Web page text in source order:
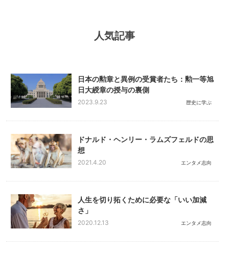
人気記事
日本の勲章と異例の受賞者たち：勲一等旭
日大綬章の授与の裏側
2023.9.23 歴史に学ぶ
ドナルド・ヘンリー・ラムズフェルドの思
想
2021.4.20 エンタメ志向
人生を切り拓くために必要な「いい加減
さ」
2020.12.13 エンタメ志向